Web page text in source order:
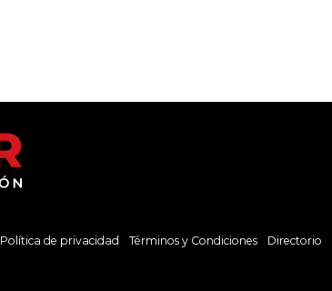
Política de privacidad Términos y Condiciones Directorio